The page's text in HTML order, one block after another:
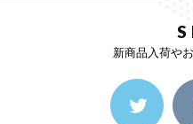
新商品入荷や